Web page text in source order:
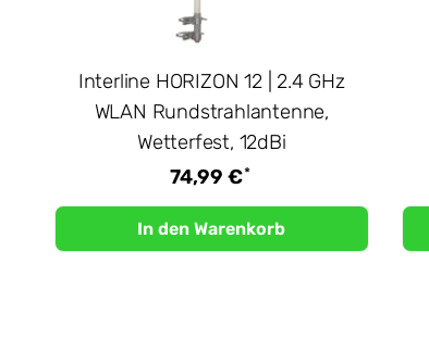
Interline HORIZON 12 | 2.4 GHz
WLAN Rundstrahlantenne,
Wetterfest, 12dBi
74,99 €*
In den Warenkorb